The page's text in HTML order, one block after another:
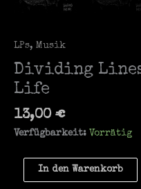
LPs, Musik
Dividing
Life
13,00 €
Verfügbarkeit: Vorrätig
Dividing
Lines
In den Warenkorb